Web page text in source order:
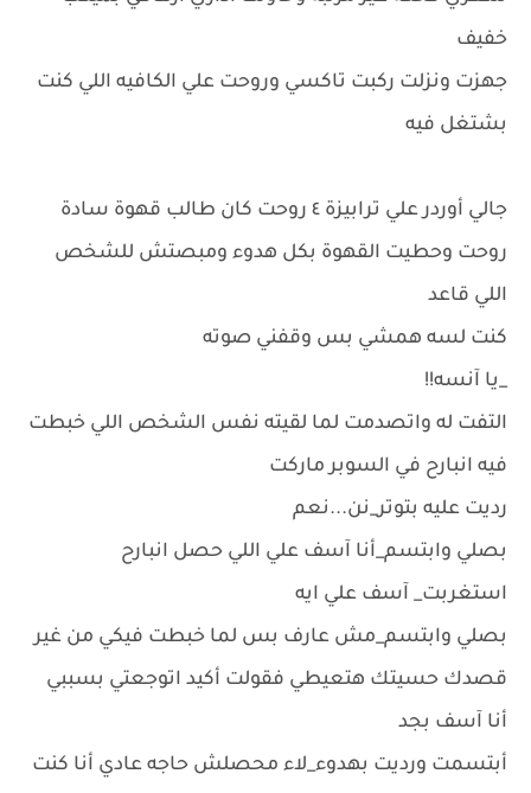
خفيف
جهزت ونزلت ركبت تاكسي وروحت علي الكافيه اللي كنت
بشتغل فيه
جالي أوردر علي ترابيزة ٤ روحت كان طالب قهوة سادة
روحت وحطيت القهوة بكل هدوء ومبصتش للشخص
اللي قاعد
كنت لسه همشي بس وقفني صوته
_يا آنسه!!
التفت له واتصدمت لما لقيته نفس الشخص اللي خبطت
فيه انبارح في السوبر ماركت
رديت عليه بتوتر_نن...نعم
بصلي وابتسم_أنا آسف علي اللي حصل انبارح
استغربت_ آسف علي ايه
بصلي وابتسم_مش عارف بس لما خبطت فيكي من غير
قصدك حسيتك هتعيطي فقولت أكيد اتوجعتي بسببي
أنا آسف بجد
أبتسمت ورديت بهدوء_لاء محصلش حاجه عادي أنا كنت